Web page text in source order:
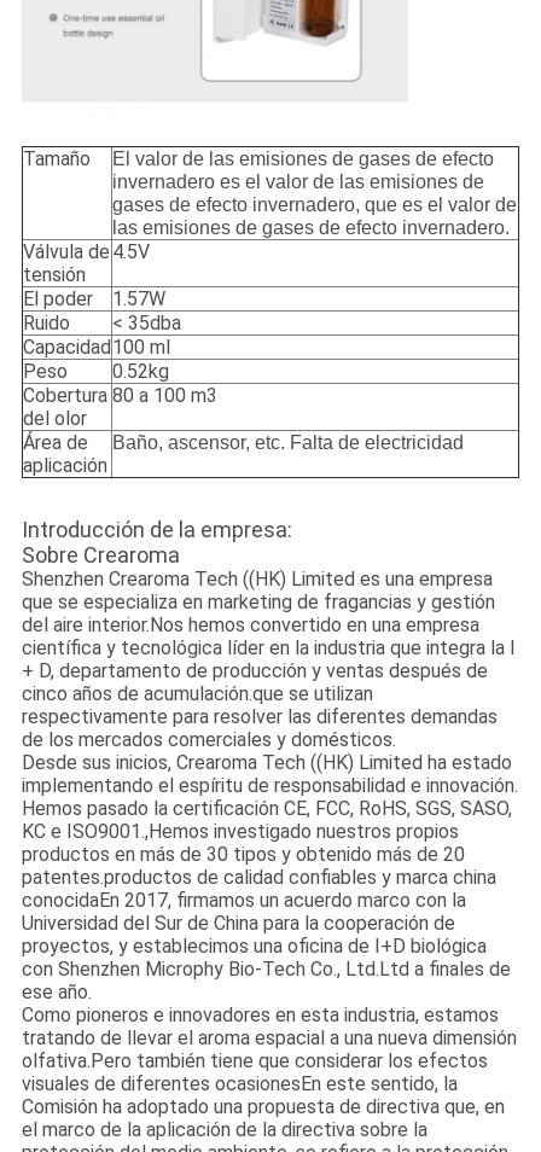
Tamaño
El valor de las emisiones de gases de efecto
invernadero es el valor de las emisiones de
gases de efecto invernadero, que es el valor de
las emisiones de gases de efecto invernadero.
Válvula de
tensión
4.5V
El poder
1.57W
Ruido
< 35dba
Capacidad 100 ml
Peso
0.52kg
Cobertura
del olor
80 a 100 m3
Área de
aplicación
Baño, ascensor, etc. Falta de electricidad
Introducción de la empresa:
Sobre Crearoma
Shenzhen Crearoma Tech ((HK) Limited es una empresa
que se especializa en marketing de fragancias y gestión
del aire interior.Nos hemos convertido en una empresa
científica y tecnológica líder en la industria que integra la I
+ D, departamento de producción y ventas después de
cinco años de acumulación.que se utilizan
respectivamente para resolver las diferentes demandas
de los mercados comerciales y domésticos.
Desde sus inicios, Crearoma Tech ((HK) Limited ha estado
implementando el espíritu de responsabilidad e innovación.
Hemos pasado la certificación CE, FCC, RoHS, SGS, SASO,
KC e ISO9001.,Hemos investigado nuestros propios
productos en más de 30 tipos y obtenido más de 20
patentes.productos de calidad confiables y marca china
conocidaEn 2017, firmamos un acuerdo marco con la
Universidad del Sur de China para la cooperación de
proyectos, y establecimos una oficina de I+D biológica
con Shenzhen Microphy Bio-Tech Co., Ltd.Ltd a finales de
ese año.
Como pioneros e innovadores en esta industria, estamos
tratando de llevar el aroma espacial a una nueva dimensión
olfativa.Pero también tiene que considerar los efectos
visuales de diferentes ocasionesEn este sentido, la
Comisión ha adoptado una propuesta de directiva que, en
el marco de la aplicación de la directiva sobre la